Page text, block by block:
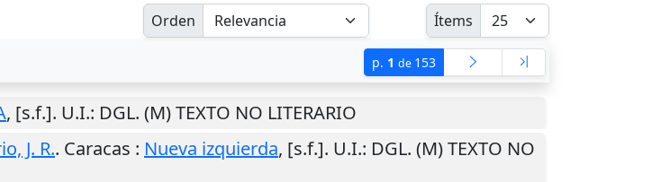
Orden Ítems
p. 1 de 153
, [s.f.]. U.I.: DGL. (M) TEXTO NO LITERARIO
J. R.. Caracas : Nueva izquierda, [s.f.]. U.I.: DGL. (M) TEXTO NO